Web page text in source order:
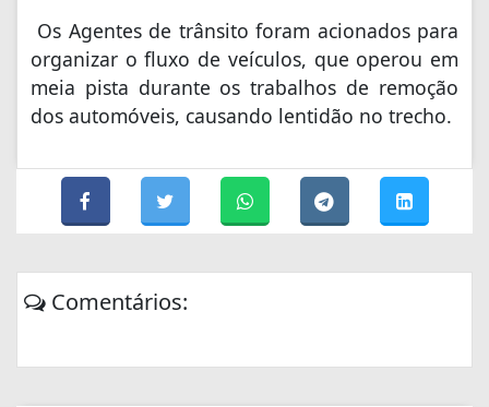
Os Agentes de trânsito foram acionados para
organizar o fluxo de veículos, que operou em
meia pista durante os trabalhos de remoção
dos automóveis, causando lentidão no trecho.
Comentários: